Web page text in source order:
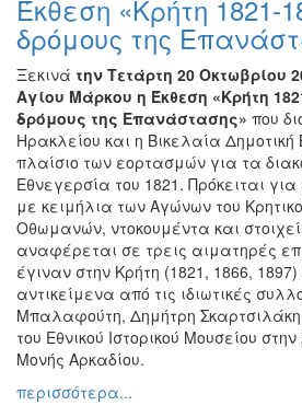
Ζωγραφική
Φωτογραφία
Τραγούδι
Μουσική
Κινηματογράφος
Χορός
Θέατρο
Παζάρι
Ειδών
Συνέδρια
Ημερίδες
-
Έκθεση «Κρήτη 1821-
δρόμους της
Ξεκινά την Τετάρτη 20 Οκτωβρίου
Αγίου Μάρκου η Έκθεση «Κρήτη
δρόμους της Επανάστασης» που
Ηρακλείου και η Βικελαία Δημοτική
πλαίσιο των εορτασμών για τα
Εθνεγερσία του 1821. Πρόκειται
με κειμήλια των Αγώνων του
Οθωμανών, ντοκουμέντα και
αναφέρεται σε τρεις αιματηρές
έγιναν στην Κρήτη (1821, 1866,
αντικείμενα από τις ιδιωτικές
Μπαλαφούτη, Δημήτρη
του Εθνικού Ιστορικού Μουσείου
Μονής Αρκαδίου.
περισσότερα...